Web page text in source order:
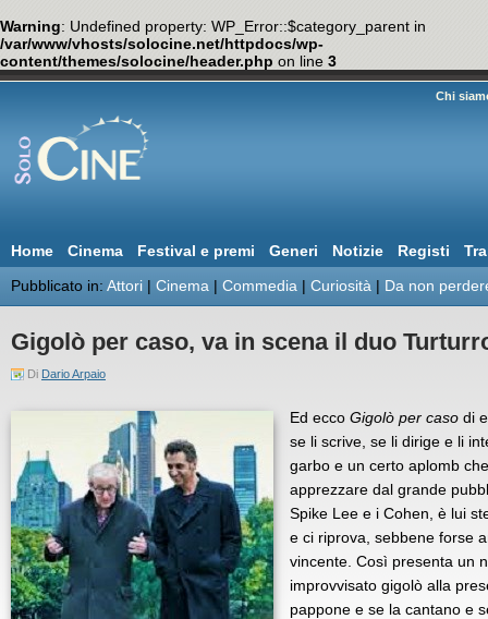
Warning: Undefined property: WP_Error::$category_parent in
/var/www/vhosts/solocine.net/httpdocs/wp-
content/themes/solocine/header.php on line 3
Chi
Home Cinema Festival e premi Generi Notizie Registi
Pubblicato in: Attori | Cinema | Commedia | Curiosità | Da non
Gigolò per caso, va in scena il duo
Di Dario Arpaio
Ed ecco Gigolò per caso di
se li scrive, se li dirige e li
garbo e un certo aplomb
apprezzare dal grande
Spike Lee e i Cohen, è lui
e ci riprova, sebbene forse
vincente. Così presenta un
improvvisato gigolò alla
pappone e se la cantano e